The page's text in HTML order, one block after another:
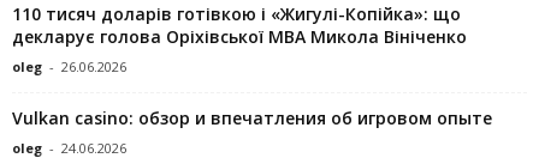
110 тисяч доларів готівкою і «Жигулі-Копійка»: що
декларує голова Оріхівської МВА Микола Вініченко
oleg - 26.06.2026
Vulkan casino: обзор и впечатления об игровом опыте
oleg - 24.06.2026